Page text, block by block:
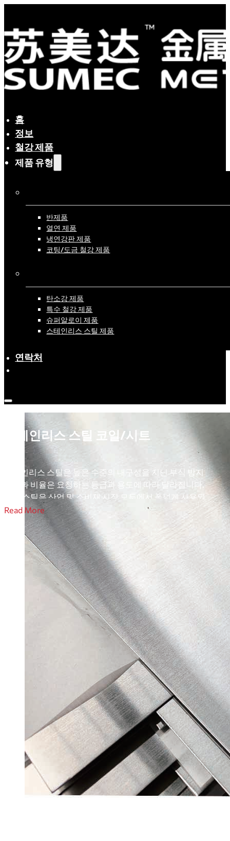
홈
정보
철강 제품
제품 유형
반제품
열연 제품
냉연강판 제품
코팅/도금 철강 제품
탄소강 제품
특수 철강 제품
슈퍼알로이 제품
스테인리스 스틸 제품
연락처
스테인리스 스틸 코일/시트
스테인리스 스틸은 높은 수준의 내구성을 지닌 부식 방지 소재
성분과 비율은 요청하는 등급과 용도에 따라 달라집니다. 우
리스 스틸은 산업 및 소비재 시장 모두에서 폭넓게 사용되고 있
스테인리스 스틸은 크게 다섯 가지로 나눌 수 있습니다. 오스
경화입니다.
Read More